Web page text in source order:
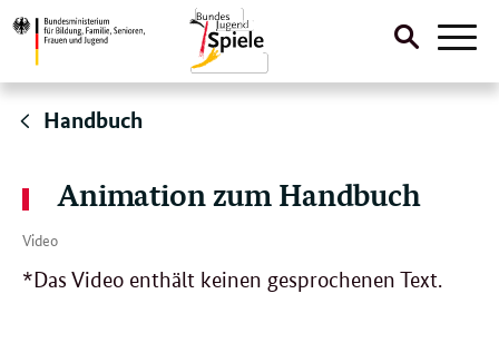
Direktlink:
Suche
Handbuch
Animation zum Handbuch
Video
*Das Video enthält keinen gesprochenen Text.